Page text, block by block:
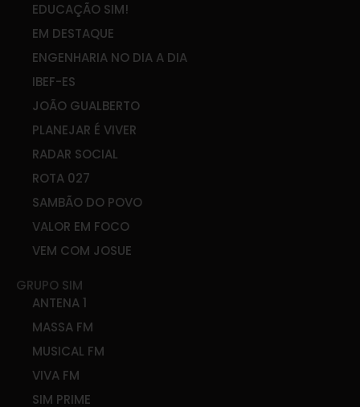
EDUCAÇÃO SIM!
EM DESTAQUE
ENGENHARIA NO DIA A DIA
IBEF-ES
JOÃO GUALBERTO
PLANEJAR É VIVER
RADAR SOCIAL
ROTA 027
SAMBÃO DO POVO
VALOR EM FOCO
VEM COM JOSUE
GRUPO SIM
ANTENA 1
MASSA FM
MUSICAL FM
VIVA FM
SIM PRIME